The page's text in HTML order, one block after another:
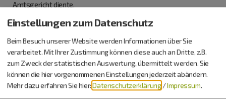
Amtsgericht diente.
Einstellungen zum Datenschutz
Beim Besuch unserer Website werden Informationen über Sie
verarbeitet. Mit Ihrer Zustimmung können diese auch an Dritte, z.B.
zum Zweck der statistischen Auswertung, übermittelt werden. Sie
können die hier vorgenommenen Einstellungen jederzeit abändern.
Mehr dazu erfahren Sie hier:Datenschutzerklärung /Impressum.